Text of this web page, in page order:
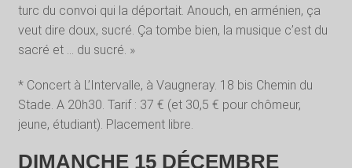
turc du convoi qui la déportait. Anouch, en arménien, ça
veut dire doux, sucré. Ça tombe bien, la musique c’est du
sacré et … du sucré. »
* Concert à L’Intervalle, à Vaugneray. 18 bis Chemin du
Stade. A 20h30. Tarif : 37 € (et 30,5 € pour chômeur,
jeune, étudiant). Placement libre.
DIMANCHE 15 DÉCEMBRE